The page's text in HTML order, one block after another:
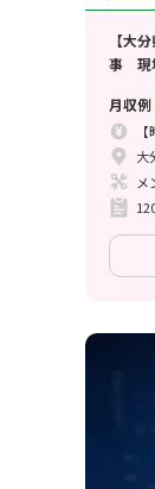
【大
事 現
月収例
大
メ